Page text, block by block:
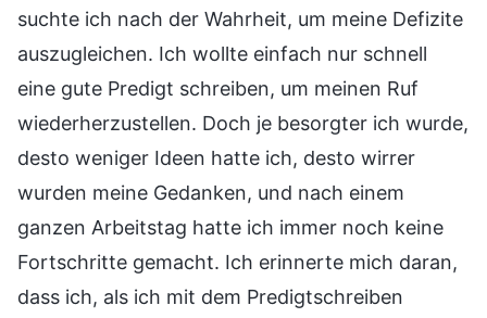
suchte ich nach der Wahrheit, um meine Defizite
auszugleichen. Ich wollte einfach nur schnell
eine gute Predigt schreiben, um meinen Ruf
wiederherzustellen. Doch je besorgter ich wurde,
desto weniger Ideen hatte ich, desto wirrer
wurden meine Gedanken, und nach einem
ganzen Arbeitstag hatte ich immer noch keine
Fortschritte gemacht. Ich erinnerte mich daran,
dass ich, als ich mit dem Predigtschreiben